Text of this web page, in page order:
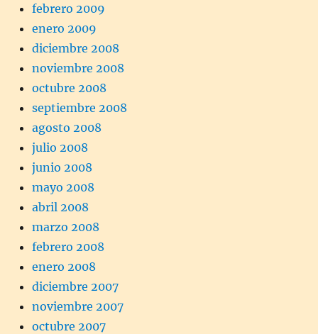
febrero 2009
enero 2009
diciembre 2008
noviembre 2008
octubre 2008
septiembre 2008
agosto 2008
julio 2008
junio 2008
mayo 2008
abril 2008
marzo 2008
febrero 2008
enero 2008
diciembre 2007
noviembre 2007
octubre 2007